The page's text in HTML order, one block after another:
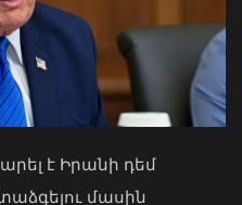
է Իրանի դեմ
մասին